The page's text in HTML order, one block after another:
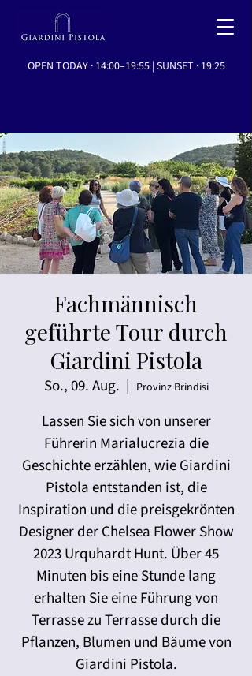
OPEN TODAY · 14:00–19:55 | SUNSET · 19:25
Fachmännisch
geführte Tour durch
Giardini Pistola
So., 09. Aug.
  |
Provinz Brindisi
Lassen Sie sich von unserer
Führerin Marialucrezia die
Geschichte erzählen, wie Giardini
Pistola entstanden ist, die
Inspiration und die preisgekrönten
Designer der Chelsea Flower Show
2023 Urquhardt Hunt. Über 45
Minuten bis eine Stunde lang
erhalten Sie eine Führung von
Terrasse zu Terrasse durch die
Pflanzen, Blumen und Bäume von
Giardini Pistola.